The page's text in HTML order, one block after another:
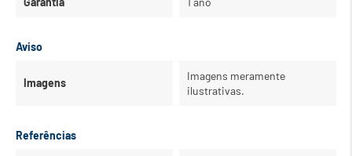
Aviso
Imagens
Imagens meramente
ilustrativas.
Referências